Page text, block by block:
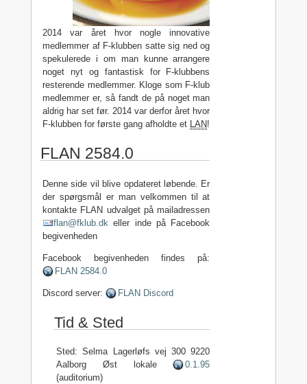
2014 var året hvor nogle innovative
medlemmer af F-klubben satte sig ned og
spekulerede i om man kunne arrangere
noget nyt og fantastisk for F-klubbens
resterende medlemmer. Kloge som F-klub
medlemmer er, så fandt de på noget man
aldrig har set før. 2014 var derfor året hvor
F-klubben for første gang afholdte et LAN!
FLAN 2584.0
Denne side vil blive opdateret løbende. Er
der spørgsmål er man velkommen til at
kontakte FLAN udvalget på mailadressen
flan@fklub.dk eller inde på Facebook
begivenheden
Facebook begivenheden findes på:
FLAN 2584.0
Discord server: FLAN Discord
Tid & Sted
Sted: Selma Lagerløfs vej 300 9220
Aalborg Øst lokale
0.1.95
(auditorium)